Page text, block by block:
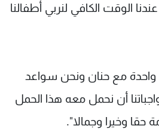
الوقت الكافي لنربي أطفالنا
واحدة مع حنان ونحن سواعد
أن نحمل معه هذا الحمل
حقا وخيرا وجمالا".